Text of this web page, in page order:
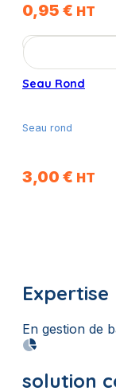
0,95 € HT
Seau Rond
Seau rond
3,00 € HT
Expertise
En gestion de
solution